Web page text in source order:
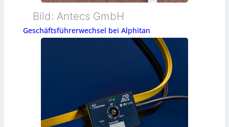
Bild: Antecs GmbH
Geschäftsführerwechsel bei Alphitan